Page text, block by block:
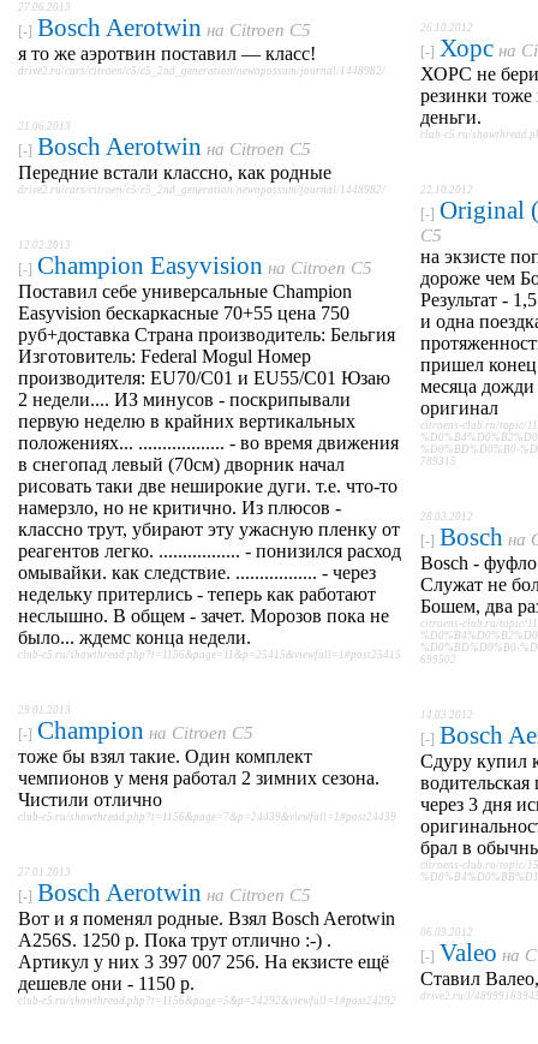
27.06.2013
[-] Bosch Aerotwin на Citroen C5
я то же аэротвин поставил — класс!
drive2.ru/cars/citroen/c5/c5_2nd_generation/newopossum/journal/1448982/
21.06.2013
[-] Bosch Aerotwin на Citroen C5
Передние встали классно, как родные
drive2.ru/cars/citroen/c5/c5_2nd_generation/newopossum/journal/1448982/
12.02.2013
[-] Champion Easyvision на Citroen C5
Поставил себе универсальные Champion
Easyvision бескаркасные 70+55 цена 750
руб+доставка Страна производитель: Бельгия
Изготовитель: Federal Mogul Номер
производителя: EU70/C01 и EU55/C01 Юзаю
2 недели.... ИЗ минусов - поскрипывали
первую неделю в крайних вертикальных
положениях... .................. - во время движения
в снегопад левый (70cм) дворник начал
рисовать таки две неширокие дуги. т.е. что-то
намерзло, но не критично. Из плюсов -
классно трут, убирают эту ужасную пленку от
реагентов легко. ................. - понизился расход
омывайки. как следствие. ................. - через
недельку притерлись - теперь как работают
неслышно. В общем - зачет. Морозов пока не
было... ждемс конца недели.
club-c5.ru/showthread.php?t=1156&page=11&p=25415&viewfull=1#post25415
29.01.2013
[-] Champion на Citroen C5
тоже бы взял такие. Один комплект
чемпионов у меня работал 2 зимних сезона.
Чистили отлично
club-c5.ru/showthread.php?t=1156&page=7&p=24439&viewfull=1#post24439
27.01.2013
[-] Bosch Aerotwin на Citroen C5
Вот и я поменял родные. Взял Bosch Aerotwin
A256S. 1250 р. Пока трут отлично :-) .
Артикул у них 3 397 007 256. На екзисте ещё
дешевле они - 1150 р.
club-c5.ru/showthread.php?t=1156&page=5&p=24292&viewfull=1#post24292
26.10.2012
[-] Хорс на
ХОРС не
резинки
деньги.
club-c5.ru/
22.10.2012
[-] Original
C5
на экзисте
дороже чем
Результат -
и одна
пришел
месяца дожди
оригинал
citroens-club.ru/topic/
%D0%BD%D0%B0-
789315
28.03.2012
[-] Bosch на
Bosch - фуфло
Служат не
Бошем, два
citroens-club.ru/topic/
%D0%BD%D0%B0-
699502
14.03.2012
[-] Bosch
Сдуру купил
водительская
через 3 дня
брал в
citroens-club.ru/topic/
06.03.2012
[-] Valeo на
Ставил
drive2.ru/l/